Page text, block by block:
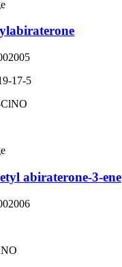
17-5
abiraterone-3-ene